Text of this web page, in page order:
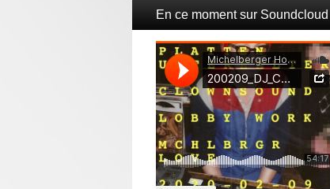
En ce moment sur Soundcloud